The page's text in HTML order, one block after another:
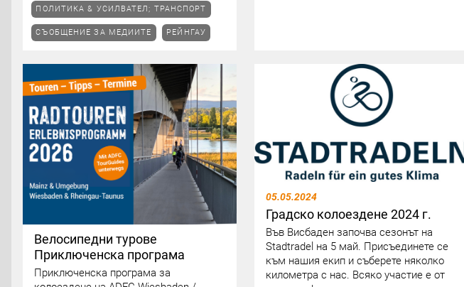
ПОЛИТИКА & УСИЛВАТЕЛ; ТРАНСПОРТ
СЪОБЩЕНИЕ ЗА МЕДИИТЕ РЕЙНГАУ
Велосипедни турове
Приключенска програма
Приключенска програма за
05.05.2024
Градско колоездене 2024 г.
Във Висбаден започва сезонът на
Stadtradel на 5 май. Присъединете се
към нашия екип и съберете няколко
километра с нас. Всяко участие е от